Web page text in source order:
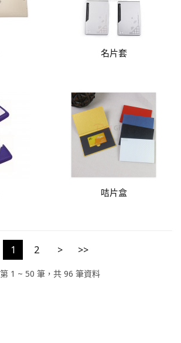
名片套
咭片盒
1 2 > >>
第 1 ~ 50 筆，共 96 筆資料